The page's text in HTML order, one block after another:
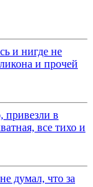
и нигде не
и прочей
привезли в
все тихо и
думал, что за